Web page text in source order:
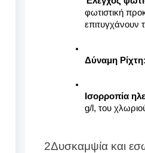
φωτιστική
επιτυγχάνουν
Δύναμη Ρίχτη
Ισορροπία
g/l, του
2Δυσκαμψία και